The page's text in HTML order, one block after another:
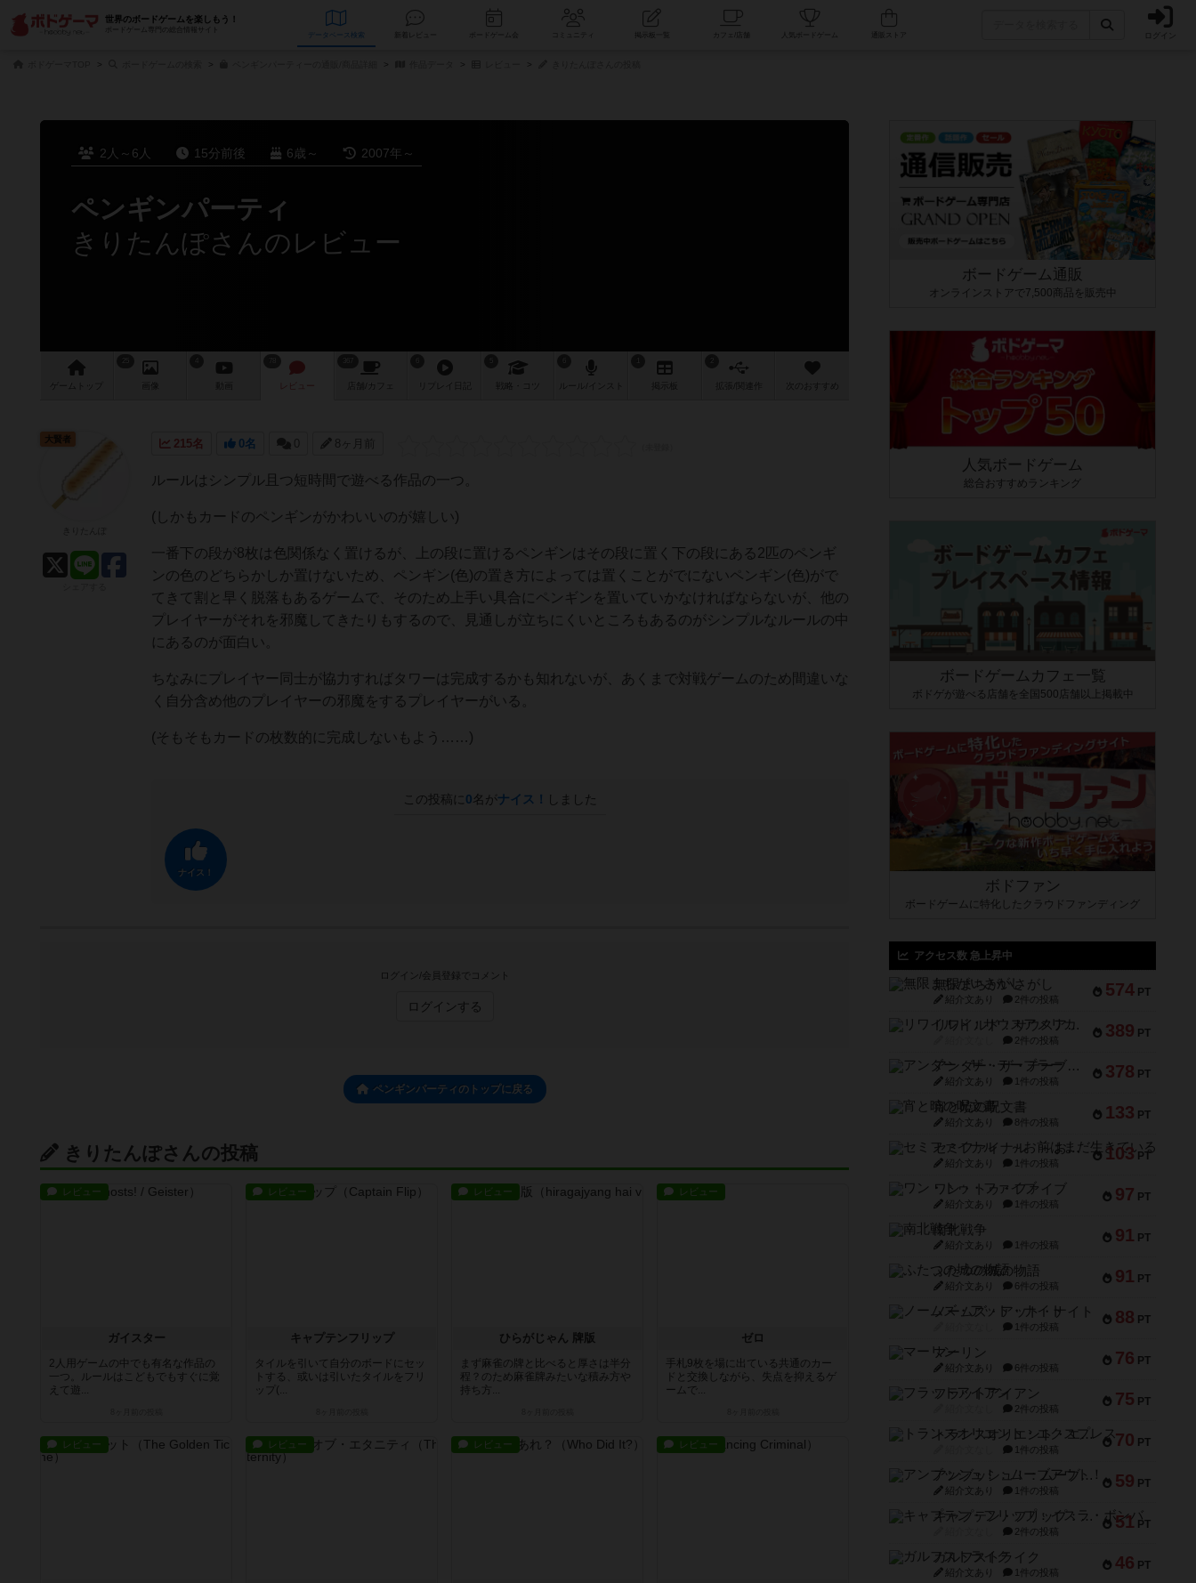
世界のボードゲームを楽しもう！
ボードゲーム専門の総合情報サイト
データベース コミュニティ 人気ボードゲーム ログイン
2人～6人 15分前後 6歳～ 2007年～
ペンギンパーティ
きりたんぽさんのレビュー
ゲーム 画像
78
レビュー 店舗/ カフェ 戦略 作 次のおすすめ
215名 0名 0 8ヶ月前
ルールはシンプル且つ短時間で遊べる作品の一つ。
(しかもカードのペンギンがかわいいのが嬉しい)
一番下の段が8枚は色関係なく置けるが、上の段に置けるペンギンはその段に置く下の段にある2匹のペンギ
ンの色のどちらかしか置けないため、ペンギン(色)の置き方によっては置くことがでにないペンギン(色)がで
てきて割と早く脱落もあるゲームで、そのため上手い具合にペンギンを置いていかなければならないが、他の
プレイヤーがそれを邪魔してきたりもするので、見通しが立ちにくいところもあるのがシンプルなルールの中
にあるのが面白い。
ちなみにプレイヤー同士が協力すればタワーは完成するかも知れないが、あくまで対戦ゲームのため間違いな
く自分含め他のプレイヤーの邪魔をするプレイヤーがいる。
(そもそもカードの枚数的に完成しないもよう……)
この投稿に 0名がナイス！ しました
ナイス！
大賢者
ログイン/会員登録でコメント
ログインする
ペンギンパーティのトップに戻る
きりたんぽさんの投稿
レビュー
ガイスター
2人用ゲームの中でも有名な作品の
一つ。ルールはこどもでもすぐに覚
えて遊...
レビュー
キャプテンフリップ
タイルを引いて自分のボードにセッ
トする、或いは引いたタイルをフリ
ップ(...
レビュー
ひらがじゃん 牌版
まず麻雀の牌と比べると厚さは半分
程？のため麻雀牌みたいな積み方や
持ち方...
レビュー
ゼロ
手札9枚を場に出ている共通のカー
ドと交換しながら、失点を抑えるゲ
ームで...
レビュー レビュー レビュー レビュー
ボードゲーム通販
オンラインストアで7,500商品を販売中
人気ボードゲーム
総合おすすめランキング
ボードゲームカフェ一覧
ボドゲが遊べる店舗を全国500店舗以上掲載中
ボドファン
ボードゲームに特化したクラウドファンディング
アクセス数 急上昇中
574 PT
無限まちがいさがし
紹介文あり 2件の投稿
389 PT
リワイルド：サウスアメリカ
2件の投稿
378 PT
アンダー・ザ・テーブラー
紹介文あり 1件の投稿
133 PT
宵と暁の呪文書
紹介文あり 8件の投稿
103 PT
セミファイナル ～お前はまだ生きている～
紹介文あり 1件の投稿
97 PT
ワン・トゥ・ファイブ
紹介文あり 1件の投稿
91 PT
南北戦争
紹介文あり 1件の投稿
91 PT
ふたつの城の物語
紹介文あり 6件の投稿
88 PT
ノームズ・アット・ナイト
1件の投稿
76 PT
マーリン
紹介文あり 6件の投稿
75 PT
フラットアイアン
2件の投稿
70 PT
トランスオリエント・エクスプレス
1件の投稿
59 PT
アンブッシュ！：ムーブアウト！
紹介文あり 1件の投稿
51 PT
キャプテン・フリップ：イスラ・ボンバ
2件の投稿
46 PT
ガルフストライク
紹介文あり 1件の投稿